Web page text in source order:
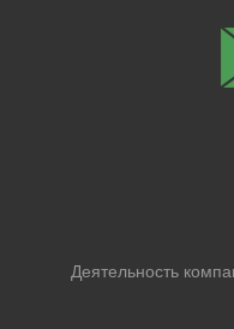
Деятельность